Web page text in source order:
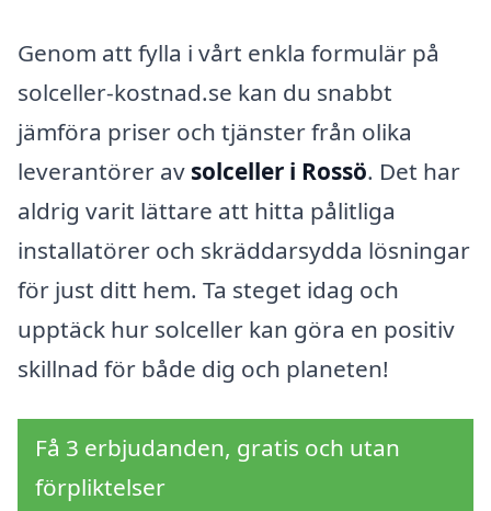
Genom att fylla i vårt enkla formulär på
solceller-kostnad.se kan du snabbt
jämföra priser och tjänster från olika
leverantörer av solceller i Rossö. Det har
aldrig varit lättare att hitta pålitliga
installatörer och skräddarsydda lösningar
för just ditt hem. Ta steget idag och
upptäck hur solceller kan göra en positiv
skillnad för både dig och planeten!
Få 3 erbjudanden, gratis och utan
förpliktelser